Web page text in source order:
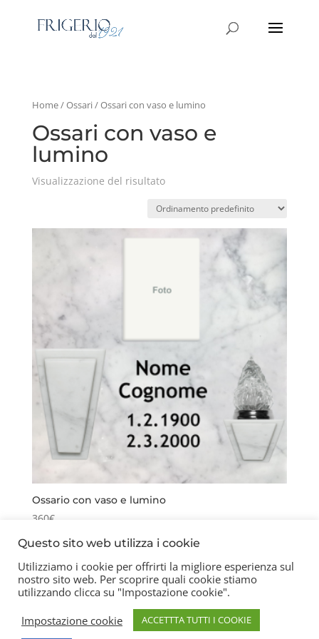
Home/Ossari/ Ossari con vaso e lumino
Ossari con vaso e
lumino
Visualizzazione del risultato
Ossario con vaso e lumino
360€
Contatti Chi siamo Privacy Policy
Questo sito web utilizza i cookie
Utilizziamo i cookie per offrirti la migliore esperienza sul
nostro sito web. Per scoprire quali cookie stiamo
utilizzando clicca su "Impostazione cookie".
Impostazione cookie
ACCETTTA TUTTI I COOKIE